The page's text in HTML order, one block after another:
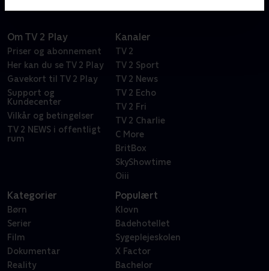
Om TV 2 Play
Priser og abonnement
Her kan du se TV 2 Play
Gavekort til TV 2 Play
Support og
Kundecenter
Vilkår og betingelser
TV 2 NEWS i offentligt
rum
Kanaler
TV 2
TV 2 Sport
TV 2 News
TV 2 Echo
TV 2 Fri
TV 2 Charlie
C More
BritBox
SkyShowtime
Oiii
Kategorier
Børn
Serier
Film
Dokumentar
Reality
Populært
Klovn
Badehotellet
Sygeplejeskolen
X Factor
Bachelor